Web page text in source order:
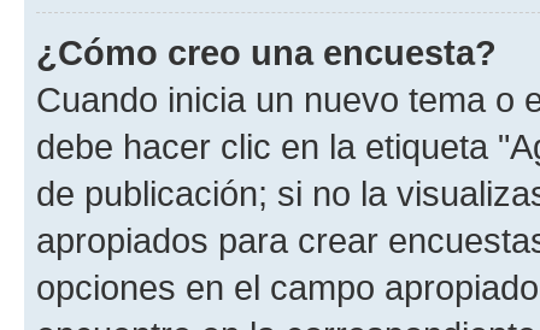
¿Cómo creo una encuesta?
Cuando inicia un nuevo tema o
debe hacer clic en la etiqueta
de publicación; si no la
apropiados para crear
opciones en el campo